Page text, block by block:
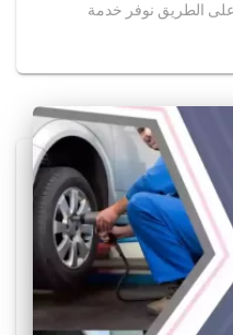
على الطريق نوفر خدمة